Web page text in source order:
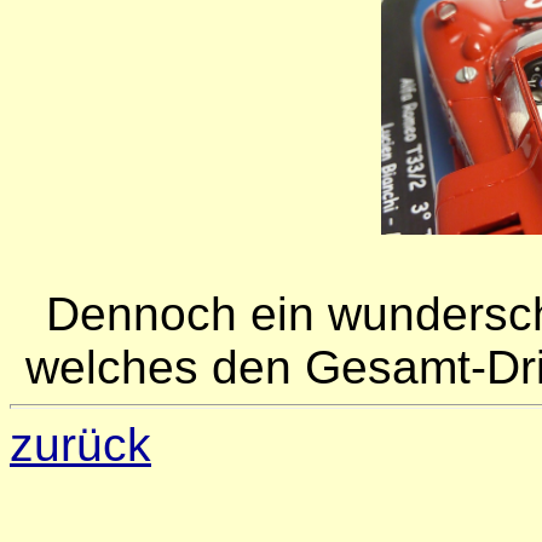
Dennoch ein
welches den Gesamt-
zurück